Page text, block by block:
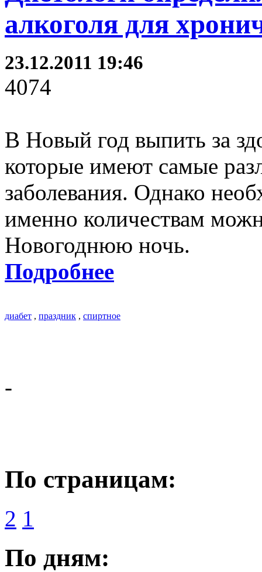
алкоголя для
23.12.2011 19:46
4074
В Новый год выпить за
которые имеют самые
заболевания. Однако
именно количествам
Новогоднюю ночь.
Подробнее
диабет , праздник , спиртное
-
По страницам:
2 1
По дням: